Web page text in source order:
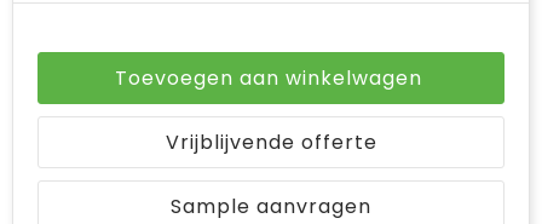
Toevoegen aan winkelwagen
Vrijblijvende offerte
Sample aanvragen